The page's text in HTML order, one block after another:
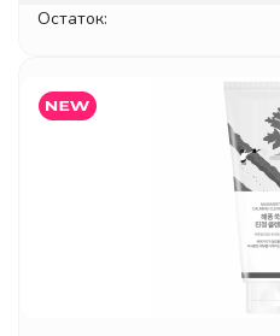
Остаток: